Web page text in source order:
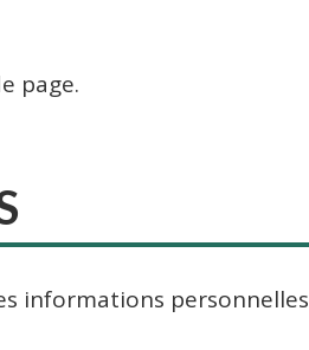
page.
informations personnelles